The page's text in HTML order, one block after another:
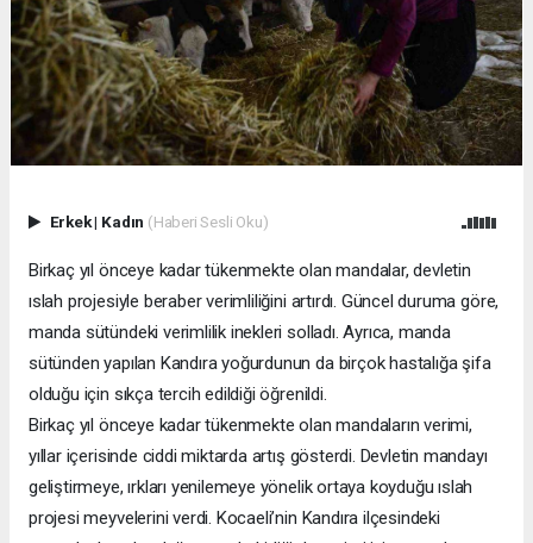
Erkek| Kadın (Haberi Sesli Oku)
Birkaç yıl önceye kadar tükenmekte olan mandalar, devletin
ıslah projesiyle beraber verimliliğini artırdı. Güncel duruma göre,
manda sütündeki verimlilik inekleri solladı. Ayrıca, manda
sütünden yapılan Kandıra yoğurdunun da birçok hastalığa şifa
olduğu için sıkça tercih edildiği öğrenildi.
Birkaç yıl önceye kadar tükenmekte olan mandaların verimi,
yıllar içerisinde ciddi miktarda artış gösterdi. Devletin mandayı
geliştirmeye, ırkları yenilemeye yönelik ortaya koyduğu ıslah
projesi meyvelerini verdi. Kocaeli’nin Kandıra ilçesindeki